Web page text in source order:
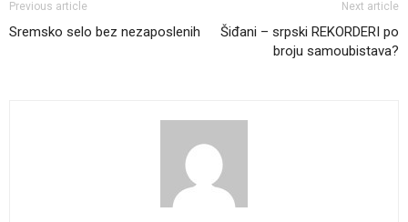
Previous article
Sremsko selo bez nezaposlenih
Next article
Šiđani – srpski REKORDERI po
broju samoubistava?